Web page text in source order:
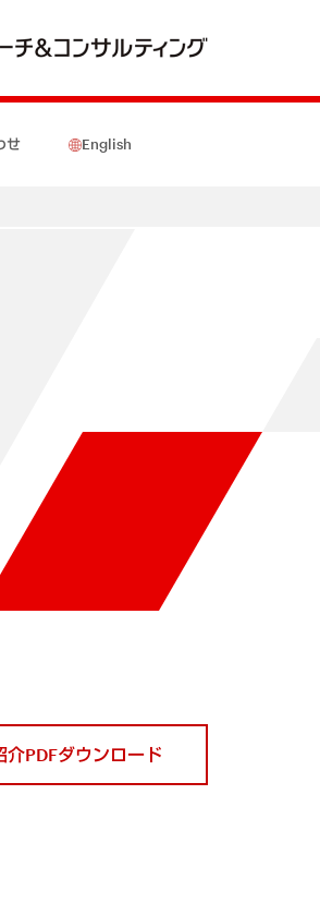
せ English
介PDFダウンロード